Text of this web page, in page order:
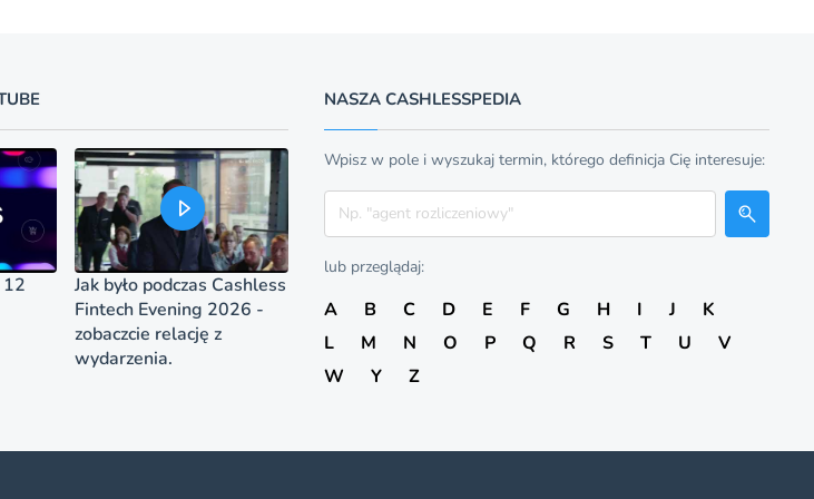
12
Jak było podczas Cashless
Fintech Evening 2026 -
zobaczcie relację z
wydarzenia.
NASZA CASHLESSPEDIA
Wpisz w pole i wyszukaj termin, którego definicja Cię interesuje:
Szukaj
lub przeglądaj:
A B C D E F G H I J
K
L
M N O P Q R S T U
V
W
Y Z